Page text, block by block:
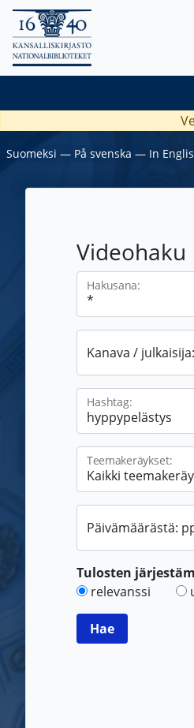
Suomeksi ― På svenska ― In
Videohaku
Hakusana:
Kanava / julkaisija:
Hashtag:
Teemakeräykset:
Päivämäärästä:
Tulosten
relevanssi